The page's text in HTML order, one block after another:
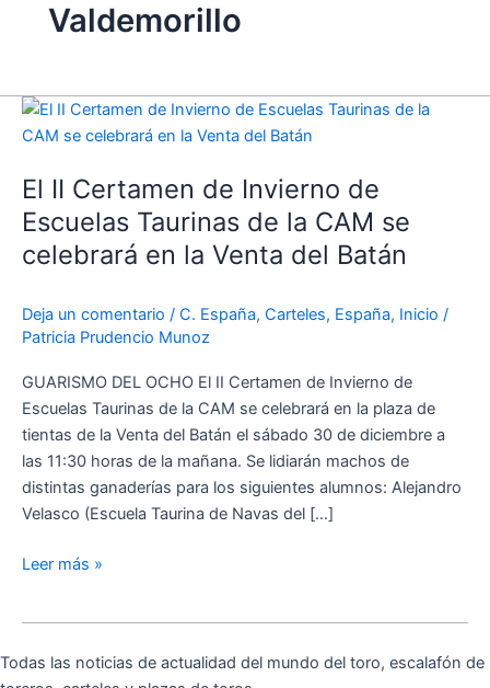
Valdemorillo
El II Certamen de Invierno de
Escuelas Taurinas de la CAM se
celebrará en la Venta del Batán
Deja un comentario / C. España, Carteles, España, Inicio /
Patricia Prudencio Munoz
GUARISMO DEL OCHO El II Certamen de Invierno de
Escuelas Taurinas de la CAM se celebrará en la plaza de
tientas de la Venta del Batán el sábado 30 de diciembre a
las 11:30 horas de la mañana. Se lidiarán machos de
distintas ganaderías para los siguientes alumnos: Alejandro
Velasco (Escuela Taurina de Navas del […]
El
II
de
Invierno
Escuelas
de
la
CAM
se
celebrará
en
la
Venta
Batán
Leer más »
Todas las noticias de actualidad del mundo del toro, escalafón de